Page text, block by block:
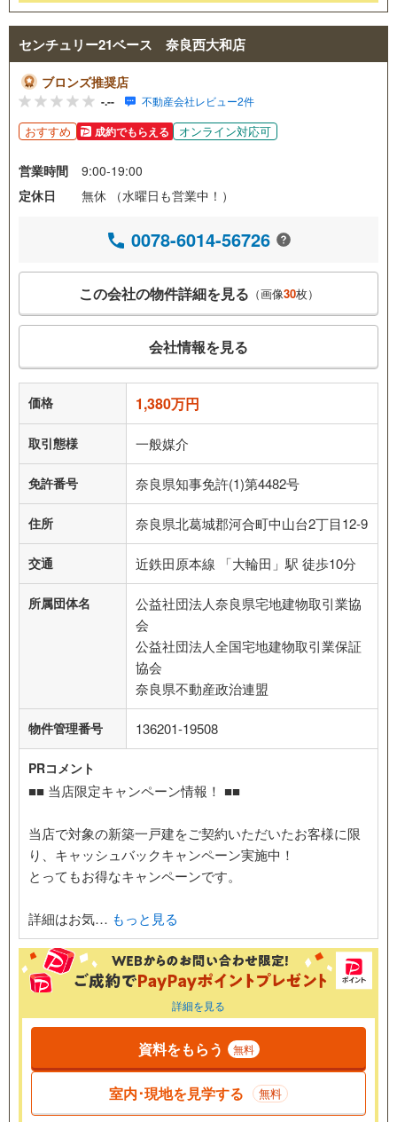
センチュリー21ベース 奈良西大和店
ブロンズ推奨店
-.-- 不動産会社レビュー2件
おすすめ 成約でもらえる オンライン対応可
営業時間
9:00-19:00
定休日
無休 （水曜日も営業中！）
0078-6014-56726
この会社の物件詳細を見る （画像30枚）
会社情報を見る
価格 1,380万円
取引態様 一般媒介
免許番号 奈良県知事免許(1)第4482号
住所 奈良県北葛城郡河合町中山台2丁目12-9
交通 近鉄田原本線 「大輪田」駅 徒歩10分
所属団体名
公益社団法人奈良県宅地建物取引業協
会
公益社団法人全国宅地建物取引業保証
協会
奈良県不動産政治連盟
物件管理番号 136201-19508
PRコメント
■■ 当店限定キャンペーン情報！ ■■
当店で対象の新築一戸建をご契約いただいたお客様に限
り、キャッシュバックキャンペーン実施中！
とってもお得なキャンペーンです。
詳細はお気… もっと見る
詳細を見る
資料をもらう 無料
室内･現地を見学する 無料